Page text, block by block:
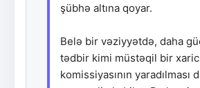
şübhə altına qoyar.
Belə bir vəziyyətdə, daha
tədbir kimi müstəqil bir
komissiyasının yaradılması